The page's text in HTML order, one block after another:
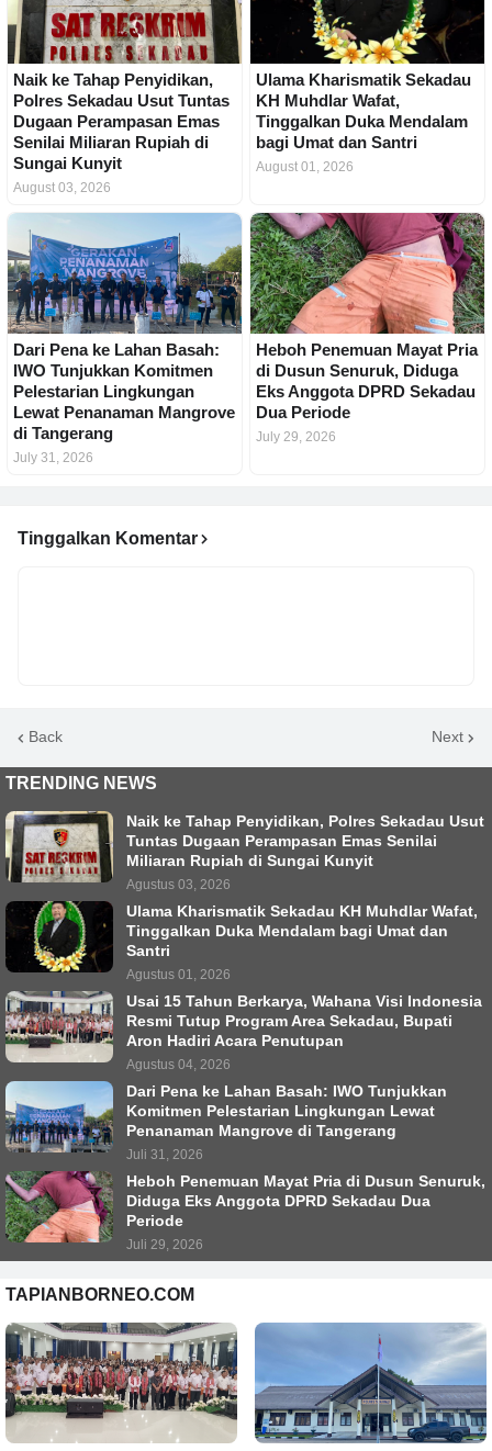
Naik ke Tahap Penyidikan,
Polres Sekadau Usut Tuntas
Dugaan Perampasan Emas
Senilai Miliaran Rupiah di
Sungai Kunyit
August 03, 2026
Ulama Kharismatik Sekadau
KH Muhdlar Wafat,
Tinggalkan Duka Mendalam
bagi Umat dan Santri
August 01, 2026
Dari Pena ke Lahan Basah:
IWO Tunjukkan Komitmen
Pelestarian Lingkungan
Lewat Penanaman Mangrove
di Tangerang
July 31, 2026
Heboh Penemuan Mayat Pria
di Dusun Senuruk, Diduga
Eks Anggota DPRD Sekadau
Dua Periode
July 29, 2026
Tinggalkan Komentar
Back Next
TRENDING NEWS
Naik ke Tahap Penyidikan, Polres Sekadau Usut
Tuntas Dugaan Perampasan Emas Senilai
Miliaran Rupiah di Sungai Kunyit
Agustus 03, 2026
Ulama Kharismatik Sekadau KH Muhdlar Wafat,
Tinggalkan Duka Mendalam bagi Umat dan
Santri
Agustus 01, 2026
Usai 15 Tahun Berkarya, Wahana Visi Indonesia
Resmi Tutup Program Area Sekadau, Bupati
Aron Hadiri Acara Penutupan
Agustus 04, 2026
Dari Pena ke Lahan Basah: IWO Tunjukkan
Komitmen Pelestarian Lingkungan Lewat
Penanaman Mangrove di Tangerang
Juli 31, 2026
Heboh Penemuan Mayat Pria di Dusun Senuruk,
Diduga Eks Anggota DPRD Sekadau Dua
Periode
Juli 29, 2026
TAPIANBORNEO.COM